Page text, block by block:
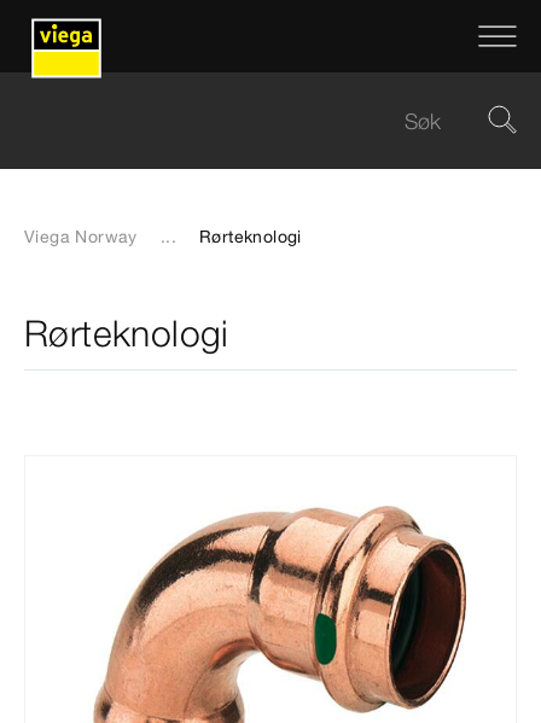
Viega Norway ... Rørteknologi
Rørteknologi